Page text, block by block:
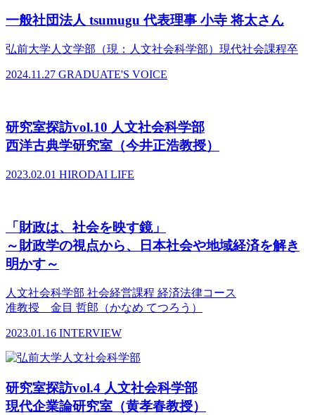
一般社団法人 tsumugu 代表理事 小寺 将太さん
弘前大学人文学部（現：人文社会科学部）現代社会課程卒
2024.11.27 GRADUATE'S VOICE
研究室探訪vol.10 人文社会科学部
西洋古典学研究室（今井正浩教授）
2023.02.01 HIRODAI LIFE
「財政は、社会を映す鏡」
～財政学の視点から、日本社会や地域経済を解き
明かす～
人文社会科学部 社会経営課程 経済法律コース
准教授 金目 哲郎（かなめ てつろう）
2023.01.16 INTERVIEW
研究室探訪vol.4 人文社会科学部
現代企業論研究室（黄孝春教授）